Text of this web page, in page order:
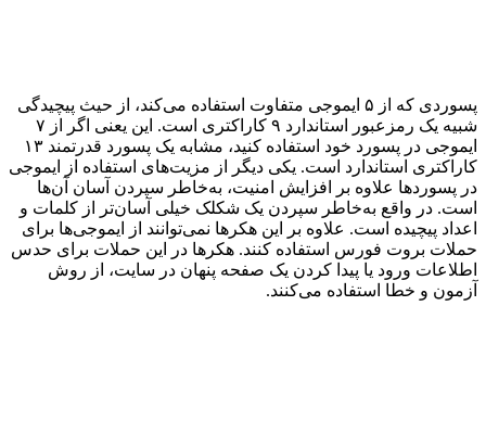
پسوردی که از ۵ ایموجی متفاوت استفاده می‌کند، از حیث پیچیدگی
شبیه یک رمزعبور استاندارد ۹ کاراکتری است. این یعنی اگر از ۷
ایموجی در پسورد خود استفاده کنید، مشابه یک پسورد قدرتمند ۱۳
کاراکتری استاندارد است. یکی دیگر از مزیت‌های استفاده از ایموجی
در پسوردها علاوه بر افزایش امنیت، به‌خاطر سپردن آسان آن‌ها
است. در واقع به‌خاطر سپردن یک شکلک خیلی آسان‌تر از کلمات و
اعداد پیچیده است. علاوه بر این هکرها نمی‌توانند از ایموجی‌ها برای
حملات بروت فورس استفاده کنند. هکرها در این حملات برای حدس
اطلاعات ورود یا پیدا کردن یک صفحه پنهان در سایت، از روش
آزمون و خطا استفاده می‌کنند.